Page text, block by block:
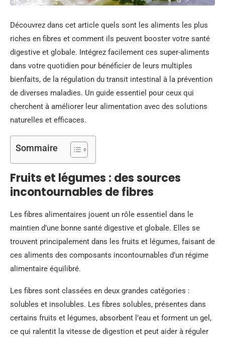
Découvrez dans cet article quels sont les aliments les plus
riches en fibres et comment ils peuvent booster votre santé
digestive et globale. Intégrez facilement ces super-aliments
dans votre quotidien pour bénéficier de leurs multiples
bienfaits, de la régulation du transit intestinal à la prévention
de diverses maladies. Un guide essentiel pour ceux qui
cherchent à améliorer leur alimentation avec des solutions
naturelles et efficaces.
Sommaire
Fruits et légumes : des sources
incontournables de fibres
Les fibres alimentaires jouent un rôle essentiel dans le
maintien d’une bonne santé digestive et globale. Elles se
trouvent principalement dans les fruits et légumes, faisant de
ces aliments des composants incontournables d’un régime
alimentaire équilibré.
Les fibres sont classées en deux grandes catégories :
solubles et insolubles. Les fibres solubles, présentes dans
certains fruits et légumes, absorbent l’eau et forment un gel,
ce qui ralentit la vitesse de digestion et peut aider à réguler